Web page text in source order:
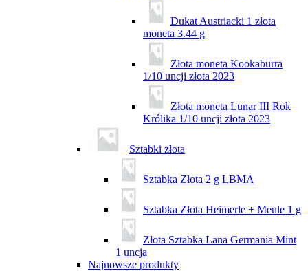
Dukat Austriacki 1 złota
moneta 3.44 g
Złota moneta Kookaburra
1/10 uncji złota 2023
Złota moneta Lunar III Rok
Królika 1/10 uncji złota 2023
Sztabki złota
Sztabka Złota 2 g LBMA
Sztabka Złota Heimerle + Meule 1 g
Złota Sztabka Lana Germania Mint
1 uncja
Najnowsze produkty